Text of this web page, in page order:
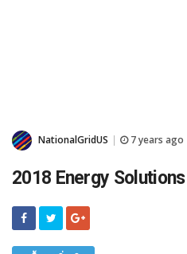
NationalGridUS 7 years ago
2018 Energy